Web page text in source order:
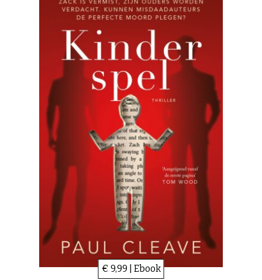
€ 9,99 | Ebook